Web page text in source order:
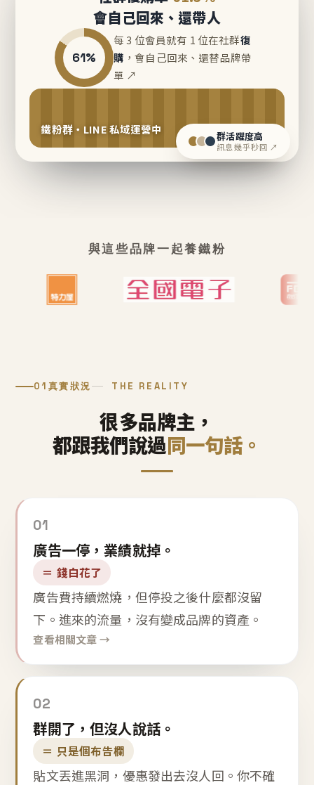
會自己回來、還帶人
61%
每 3 位會員就有 1 位在社群復
購 ，會自己回來、還替品牌帶
單 ↗
鐵粉群・LINE 私域運營中 群活躍度高
訊息幾乎秒回 ↗
與這些品牌一起養鐵粉
01 真實狀況 THE REALITY
很多品牌主，
都跟我們說過同一句話。
01
廣告一停，業績就掉。
＝ 錢白花了
廣告費持續燃燒，但停投之後什麼都沒留
下。進來的流量，沒有變成品牌的資產。
查看相關文章 →
02
群開了，但沒人說話。
＝ 只是個布告欄
貼文丟進黑洞，優惠發出去沒人回。你不確